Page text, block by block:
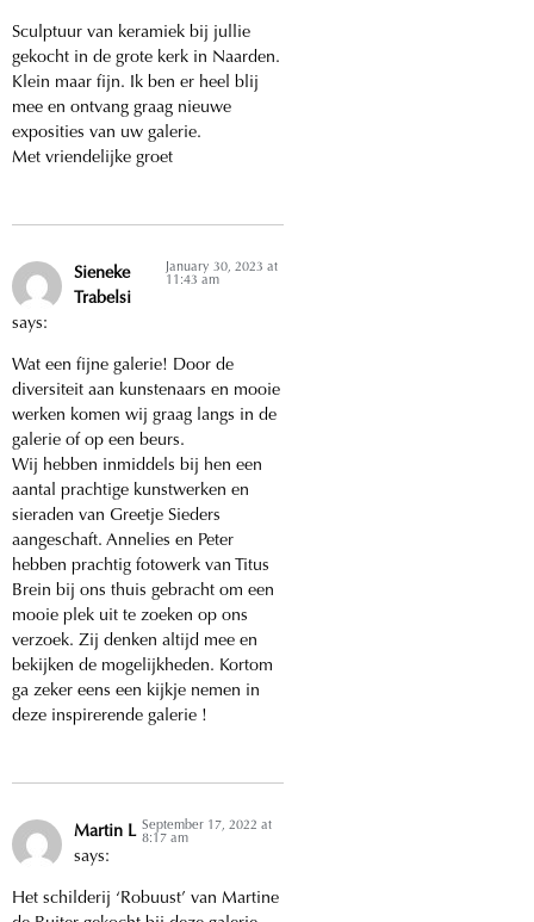
Sculptuur van keramiek bij jullie
gekocht in de grote kerk in Naarden.
Klein maar fijn. Ik ben er heel blij
mee en ontvang graag nieuwe
exposities van uw galerie.
Met vriendelijke groet
Sieneke
Trabelsi
says:
January 30, 2023 at
11:43 am
Wat een fijne galerie! Door de
diversiteit aan kunstenaars en mooie
werken komen wij graag langs in de
galerie of op een beurs.
Wij hebben inmiddels bij hen een
aantal prachtige kunstwerken en
sieraden van Greetje Sieders
aangeschaft. Annelies en Peter
hebben prachtig fotowerk van Titus
Brein bij ons thuis gebracht om een
mooie plek uit te zoeken op ons
verzoek. Zij denken altijd mee en
bekijken de mogelijkheden. Kortom
ga zeker eens een kijkje nemen in
deze inspirerende galerie !
Martin L
says:
September 17, 2022 at
8:17 am
Het schilderij ‘Robuust’ van Martine